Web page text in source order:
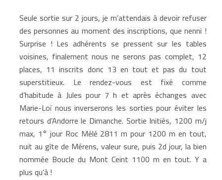
Seule sortie sur 2 jours, je m’attendais à devoir refuser
des personnes au moment des inscriptions, que nenni !
Surprise ! Les adhérents se pressent sur les tables
voisines, finalement nous ne serons pas complet, 12
places, 11 inscrits donc 13 en tout et pas du tout
superstitieux. Le rendez-vous est fixé comme
d’habitude à Jules pour 7 h et après échanges avec
Marie-Loï nous inverserons les sorties pour éviter les
retours d’Andorre le Dimanche. Sortie Initiés, 1200 m/j
max, 1° jour Roc Mélé 2811 m pour 1200 m en tout,
nuit au gîte de Mérens, valeur sure, puis 2d jour, la bien
nommée Boucle du Mont Ceint 1100 m en tout. Y a
plus qu’à !